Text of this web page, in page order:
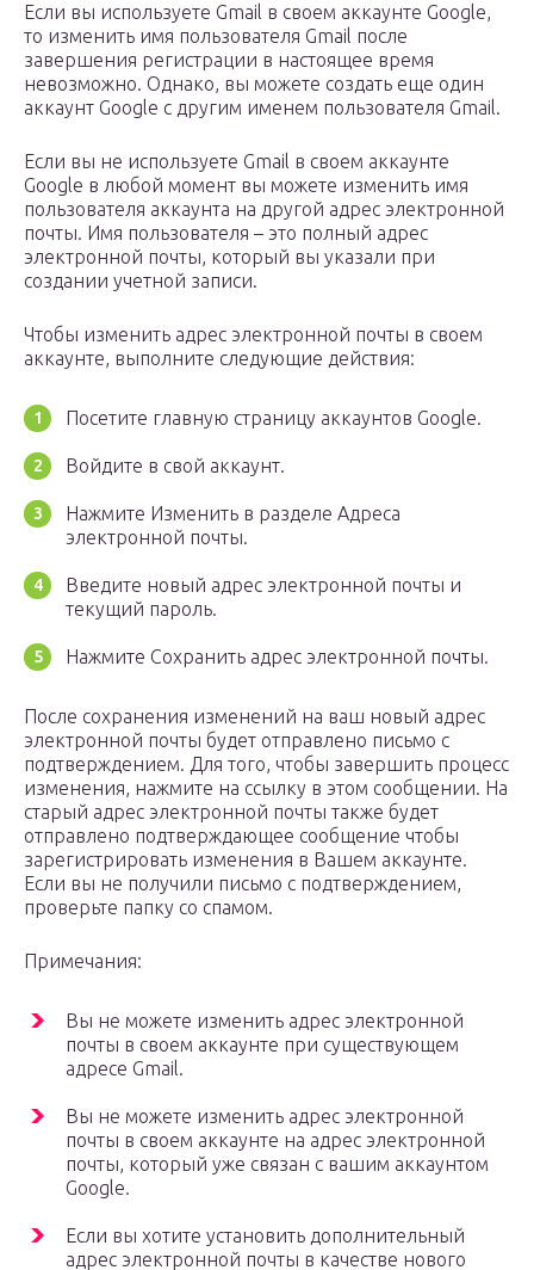
Если вы используете Gmail в своем аккаунте Google,
то изменить имя пользователя Gmail после
завершения регистрации в настоящее время
невозможно. Однако, вы можете создать еще один
аккаунт Google с другим именем пользователя Gmail.
Если вы не используете Gmail в своем аккаунте
Google в любой момент вы можете изменить имя
пользователя аккаунта на другой адрес электронной
почты. Имя пользователя – это полный адрес
электронной почты, который вы указали при
создании учетной записи.
Чтобы изменить адрес электронной почты в своем
аккаунте, выполните следующие действия:
Посетите главную страницу аккаунтов Google.
Войдите в свой аккаунт.
Нажмите Изменить в разделе Адреса
электронной почты.
Введите новый адрес электронной почты и
текущий пароль.
Нажмите Сохранить адрес электронной почты.
После сохранения изменений на ваш новый адрес
электронной почты будет отправлено письмо с
подтверждением. Для того, чтобы завершить процесс
изменения, нажмите на ссылку в этом сообщении. На
старый адрес электронной почты также будет
отправлено подтверждающее сообщение чтобы
зарегистрировать изменения в Вашем аккаунте.
Если вы не получили письмо с подтверждением,
проверьте папку со спамом.
Примечания:
Вы не можете изменить адрес электронной
почты в своем аккаунте при существующем
адресе Gmail.
Вы не можете изменить адрес электронной
почты в своем аккаунте на адрес электронной
почты, который уже связан с вашим аккаунтом
Google.
Если вы хотите установить дополнительный
адрес электронной почты в качестве нового